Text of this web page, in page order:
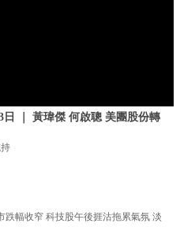
日 ｜ 黃瑋傑 何啟聰 美團股份轉
跌幅收窄 科技股午後捱沽拖累氣氛 淡